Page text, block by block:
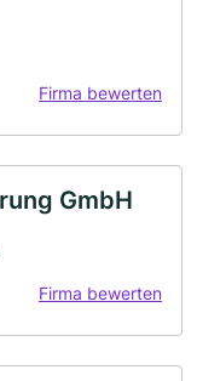
Firma bewerten
GmbH
Firma bewerten